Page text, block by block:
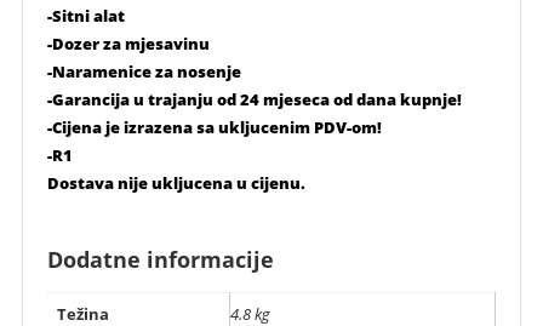
-Sitni alat
-Dozer za mjesavinu
-Naramenice za nosenje
-Garancija u trajanju od 24 mjeseca od dana kupnje!
-Cijena je izrazena sa ukljucenim PDV-om!
-R1
Dostava nije ukljucena u cijenu.
Dodatne informacije
Težina 4.8 kg